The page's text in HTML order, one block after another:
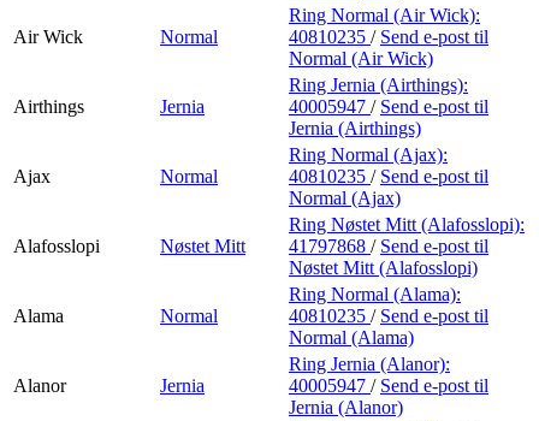
Air Wick Normal
Ring Normal (Air Wick):
40810235 / Send e-post til
Normal (Air Wick)
Airthings Jernia
Ring Jernia (Airthings):
40005947 / Send e-post til
Jernia (Airthings)
Ajax Normal
Ring Normal (Ajax):
40810235 / Send e-post til
Normal (Ajax)
Alafosslopi Nøstet Mitt
Ring Nøstet Mitt (Alafosslopi):
41797868 / Send e-post til
Nøstet Mitt (Alafosslopi)
Alama Normal
Ring Normal (Alama):
40810235 / Send e-post til
Normal (Alama)
Alanor Jernia
Ring Jernia (Alanor):
40005947 / Send e-post til
Jernia (Alanor)